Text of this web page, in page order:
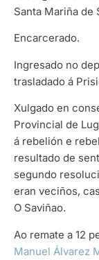
Santa Mariña de
Encarcerado.
Ingresado no
trasladado á
Xulgado en
Provincial de
á rebelión e
resultado de
segundo
eran veciños,
O Saviñao.
Ao remate a 12
Manuel Álvarez